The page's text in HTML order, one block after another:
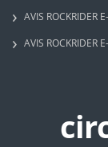
AVIS ROCKRIDER
AVIS ROCKRIDER